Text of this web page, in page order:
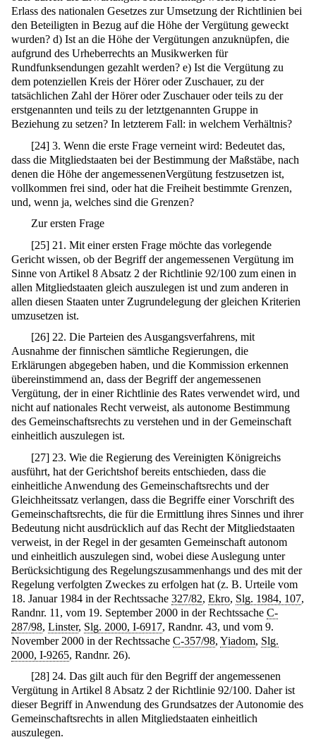
Erlass des nationalen Gesetzes zur Umsetzung der Richtlinien bei
den Beteiligten in Bezug auf die Höhe der Vergütung geweckt
wurden? d) Ist an die Höhe der Vergütungen anzuknüpfen, die
aufgrund des Urheberrechts an Musikwerken für
Rundfunksendungen gezahlt werden? e) Ist die Vergütung zu
dem potenziellen Kreis der Hörer oder Zuschauer, zu der
tatsächlichen Zahl der Hörer oder Zuschauer oder teils zu der
erstgenannten und teils zu der letztgenannten Gruppe in
Beziehung zu setzen? In letzterem Fall: in welchem Verhältnis?
[24] 3. Wenn die erste Frage verneint wird: Bedeutet das,
dass die Mitgliedstaaten bei der Bestimmung der Maßstäbe, nach
denen die Höhe der angemessenenVergütung festzusetzen ist,
vollkommen frei sind, oder hat die Freiheit bestimmte Grenzen,
und, wenn ja, welches sind die Grenzen?
Zur ersten Frage
[25] 21. Mit einer ersten Frage möchte das vorlegende
Gericht wissen, ob der Begriff der angemessenen Vergütung im
Sinne von Artikel 8 Absatz 2 der Richtlinie 92/100 zum einen in
allen Mitgliedstaaten gleich auszulegen ist und zum anderen in
allen diesen Staaten unter Zugrundelegung der gleichen Kriterien
umzusetzen ist.
[26] 22. Die Parteien des Ausgangsverfahrens, mit
Ausnahme der finnischen sämtliche Regierungen, die
Erklärungen abgegeben haben, und die Kommission erkennen
übereinstimmend an, dass der Begriff der angemessenen
Vergütung, der in einer Richtlinie des Rates verwendet wird, und
nicht auf nationales Recht verweist, als autonome Bestimmung
des Gemeinschaftsrechts zu verstehen und in der Gemeinschaft
einheitlich auszulegen ist.
[27] 23. Wie die Regierung des Vereinigten Königreichs
ausführt, hat der Gerichtshof bereits entschieden, dass die
einheitliche Anwendung des Gemeinschaftsrechts und der
Gleichheitssatz verlangen, dass die Begriffe einer Vorschrift des
Gemeinschaftsrechts, die für die Ermittlung ihres Sinnes und ihrer
Bedeutung nicht ausdrücklich auf das Recht der Mitgliedstaaten
verweist, in der Regel in der gesamten Gemeinschaft autonom
und einheitlich auszulegen sind, wobei diese Auslegung unter
Berücksichtigung des Regelungszusammenhangs und des mit der
Regelung verfolgten Zweckes zu erfolgen hat (z. B. Urteile vom
18. Januar 1984 in der Rechtssache 327/82, Ekro, Slg. 1984, 107,
Randnr. 11, vom 19. September 2000 in der Rechtssache C-
287/98, Linster, Slg. 2000, I-6917, Randnr. 43, und vom 9.
November 2000 in der Rechtssache C-357/98, Yiadom, Slg.
2000, I-9265, Randnr. 26).
[28] 24. Das gilt auch für den Begriff der angemessenen
Vergütung in Artikel 8 Absatz 2 der Richtlinie 92/100. Daher ist
dieser Begriff in Anwendung des Grundsatzes der Autonomie des
Gemeinschaftsrechts in allen Mitgliedstaaten einheitlich
auszulegen.